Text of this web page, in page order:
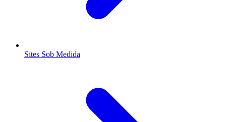
Sites Sob Medida